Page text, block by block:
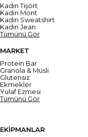
Kadın Tişört
Kadın Mont
Kadın Sweatshirt
Kadın Jean
Tümünü Gör
MARKET
Protein Bar
Granola & Müsli
Glutensiz
Ekmekler
Yulaf Ezmesi
Tümünü Gör
EKİPMANLAR